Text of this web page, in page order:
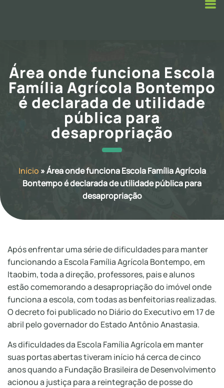
Área onde funciona Escola
Família Agrícola Bontempo
é declarada de utilidade
pública para
desapropriação
Início »Área onde funciona Escola Família Agrícola
Bontempo é declarada de utilidade pública para
desapropriação
Após enfrentar uma série de dificuldades para manter
funcionando a Escola Família Agrícola Bontempo, em
Itaobim, toda a direção, professores, pais e alunos
estão comemorando a desapropriação do imóvel onde
funciona a escola, com todas as benfeitorias realizadas.
O decreto foi publicado no Diário do Executivo em 17 de
abril pelo governador do Estado Antônio Anastasia.
As dificuldades da Escola Família Agrícola em manter
suas portas abertas tiveram início há cerca de cinco
anos quando a Fundação Brasileira de Desenvolvimento
acionou a justiça para a reintegração de posse do